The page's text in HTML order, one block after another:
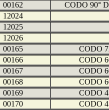
00162 CODO 90°
12024
12025
12026
00165 CODO
00166 CODO
00167 CODO
00168 CODO
00169 CODO
00170 CODO